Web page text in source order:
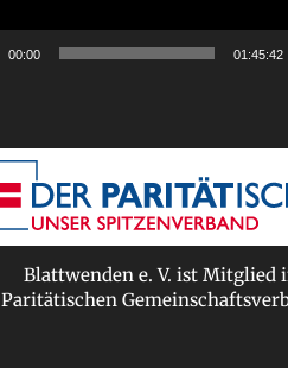
00:00 01:45:42
Blattwenden e. V. ist Mitglied
Paritätischen